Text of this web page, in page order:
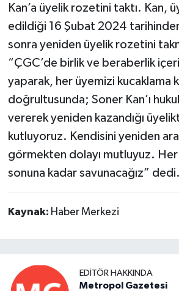
Kan’a üyelik rozetini taktı. Kan,
edildiği 16 Şubat 2024
sonra yeniden üyelik rozetini
“ÇGC’de birlik ve beraberlik
yaparak, her üyemizi kucaklama
doğrultusunda; Soner Kan’ı
vererek yeniden kazandığı
kutluyoruz. Kendisini yeniden
görmekten dolayı mutluyuz. Her
sonuna kadar savunacağız” dedi.
Kaynak: Haber Merkezi
EDITÖR HAKKINDA
Metropol Gazetesi